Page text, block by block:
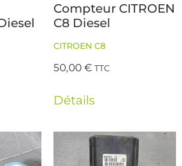
Compteur CITROEN
C8 Diesel
CITROEN C8
50,00€ TTC
Détails